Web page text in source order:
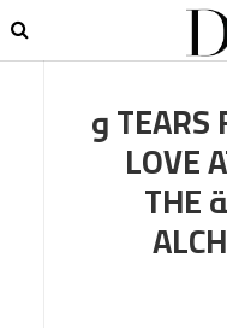
TEARS FROM THE MOON و
LOVE
انضم إلى مجموعة THE